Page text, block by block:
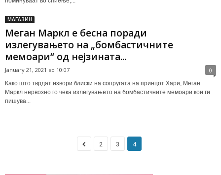
МАГАЗИН
Меган Маркл е бесна поради
излегувањето на „бомбастичните
мемоари“ од нејзината...
January 21, 2021 во 10:07 0
Како што тврдат извори блиски на сопругата на принцот Хари, Меган
Маркл нервозно го чека излегувањето на бомбастичните мемоари кои ги
пишува...
2 3 4